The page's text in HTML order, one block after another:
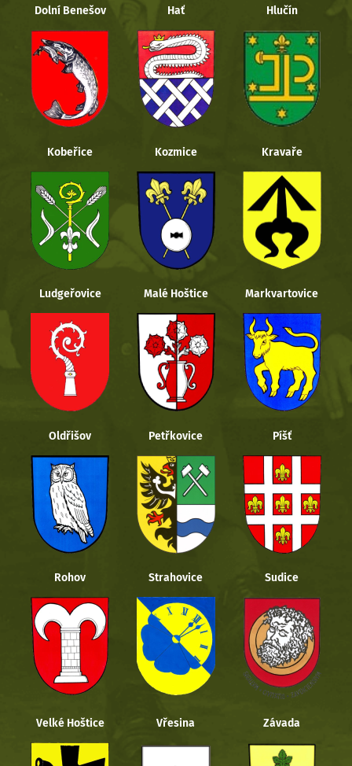
Dolní Benešov Hať Hlučín
Kobeřice Kozmice Kravaře
Ludgeřovice Malé Hoštice Markvartovice
Oldřišov Petřkovice Píšť
Rohov Strahovice Sudice
Velké Hoštice Vřesina Závada